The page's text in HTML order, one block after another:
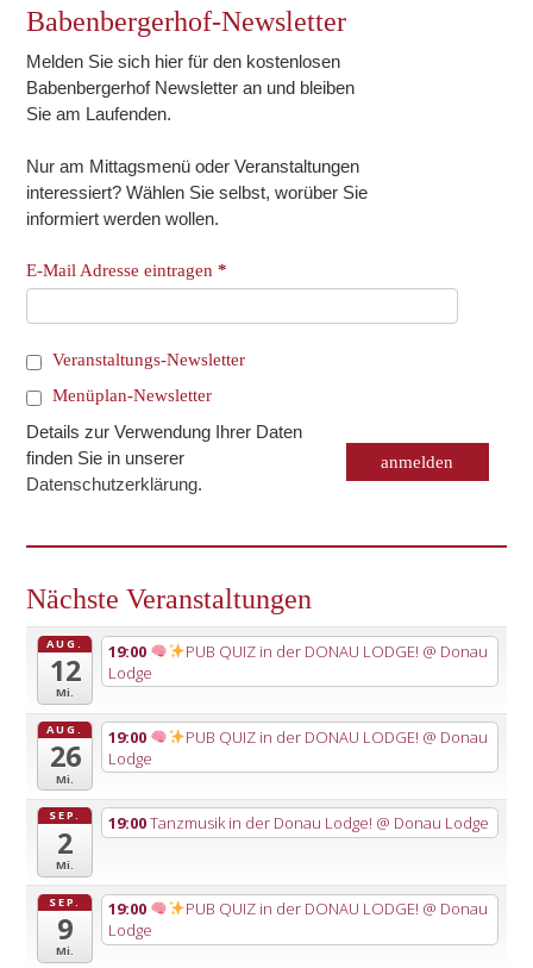
Babenbergerhof-Newsletter
Melden Sie sich hier für den kostenlosen
Babenbergerhof Newsletter an und bleiben
Sie am Laufenden.
Nur am Mittagsmenü oder Veranstaltungen
interessiert? Wählen Sie selbst, worüber Sie
informiert werden wollen.
E-Mail Adresse eintragen*
Veranstaltungs-Newsletter
Menüplan-Newsletter
Details zur Verwendung Ihrer Daten
finden Sie in unserer
Datenschutzerklärung.
Nächste Veranstaltungen
AUG.
12
Mi.
19:00 PUB QUIZ in der DONAU LODGE! @ Donau
Lodge
AUG.
26
Mi.
19:00 PUB QUIZ in der DONAU LODGE! @ Donau
Lodge
SEP.
2
Mi.
19:00Tanzmusik in der Donau Lodge! @ Donau Lodge
SEP.
9
Mi.
19:00 PUB QUIZ in der DONAU LODGE! @ Donau
Lodge